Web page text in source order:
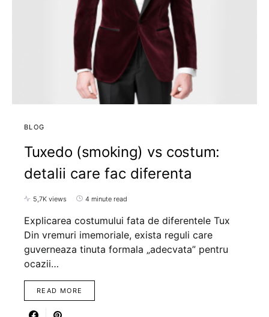
BLOG
Tuxedo (smoking) vs costum:
detalii care fac diferenta
5,7K views 4 minute read
Explicarea costumului fata de diferentele Tux
Din vremuri imemoriale, exista reguli care
guverneaza tinuta formala „adecvata” pentru
ocazii…
READ MORE